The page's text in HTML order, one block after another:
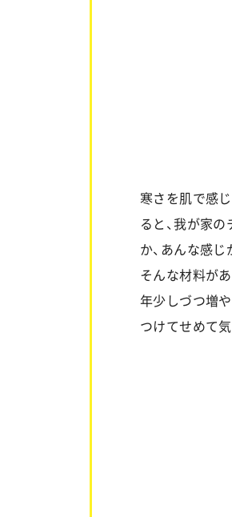
寒さを肌で感
ると、我が家
か、あんな感
そんな材料が
年少しづつ増
つけてせめて